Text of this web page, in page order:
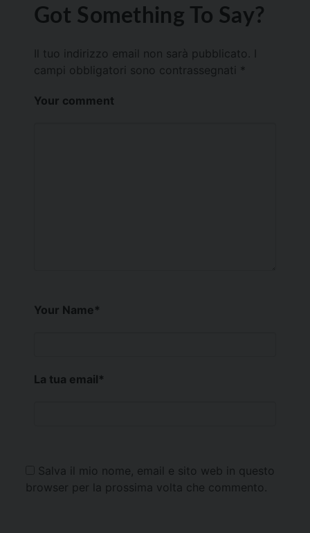
Got Something To Say?
Il tuo indirizzo email non sarà pubblicato.
campi obbligatori sono contrassegnati *
Your comment
Your Name*
La tua email*
Salva il mio nome, email e sito web in questo
browser per la prossima volta che commento.